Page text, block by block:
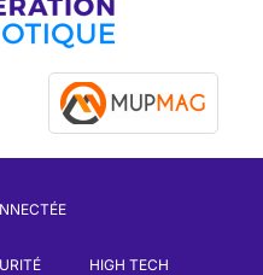
HIGH TECH